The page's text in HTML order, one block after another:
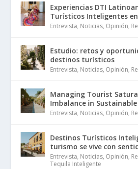
Experiencias DTI
Turísticos Inteligentes
Entrevista, Noticias, Opinión,
Estudio: retos y
destinos turísticos
Entrevista, Noticias, Opinión,
Managing Tourist
Imbalance in
Entrevista, Noticias, Opinión,
Destinos Turísticos
turismo se vive con
Entrevista, Noticias, Opinión,
Tequila Inteligente